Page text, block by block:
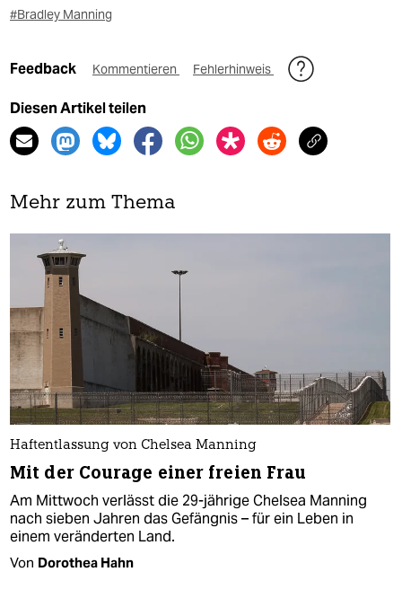
#Bradley Manning
Feedback Kommentieren Fehlerhinweis
Diesen Artikel teilen
Mehr zum Thema
Haftentlassung von Chelsea Manning
Mit der Courage einer freien Frau
Am Mittwoch verlässt die 29-jährige Chelsea Manning
nach sieben Jahren das Gefängnis – für ein Leben in
einem veränderten Land.
Von Dorothea Hahn